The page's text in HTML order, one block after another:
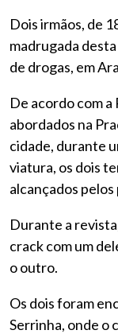
Dois irmãos, de
madrugada
de drogas, em
De acordo com
abordados na
cidade, durante
viatura, os dois
alcançados pelos
Durante a
crack com um
o outro.
Os dois foram
Serrinha, onde o